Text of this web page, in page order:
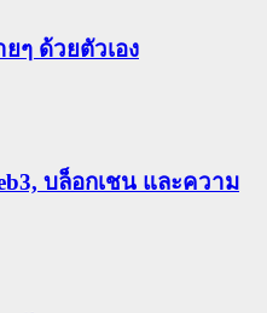
ๆ ด้วยตัวเอง
บล็อกเชน และความ